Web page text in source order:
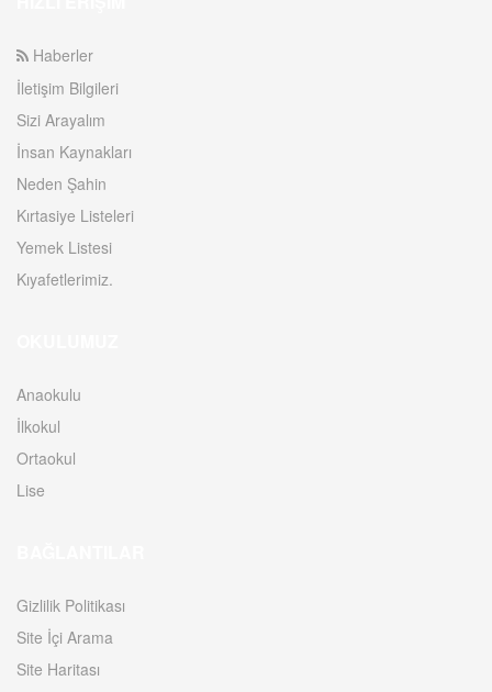
Haberler
İletişim Bilgileri
Sizi Arayalım
İnsan Kaynakları
Neden Şahin
Kırtasiye Listeleri
Yemek Listesi
Kıyafetlerimiz.
Anaokulu
İlkokul
Ortaokul
Lise
Gizlilik Politikası
Site İçi Arama
Site Haritası